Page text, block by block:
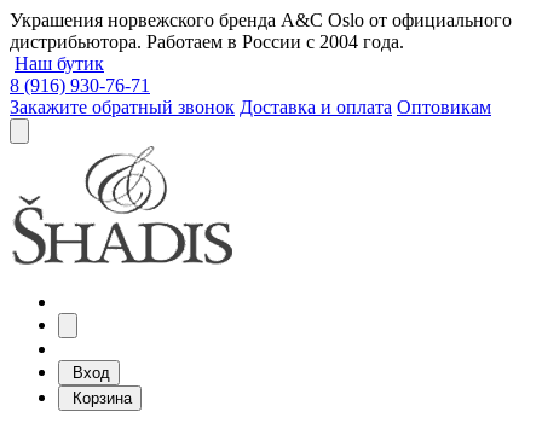
Украшения норвежского бренда A&C Oslo от официального
дистрибьютора. Работаем в России с 2004 года.
Наш бутик
8 (916) 930-76-71
Закажите обратный звонок Доставка и оплата Оптовикам
Вход
Корзина